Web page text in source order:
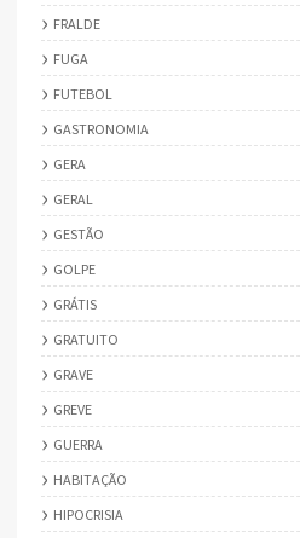
FRALDE
FUGA
FUTEBOL
GASTRONOMIA
GERA
GERAL
GESTÃO
GOLPE
GRÁTIS
GRATUITO
GRAVE
GREVE
GUERRA
HABITAÇÃO
HIPOCRISIA